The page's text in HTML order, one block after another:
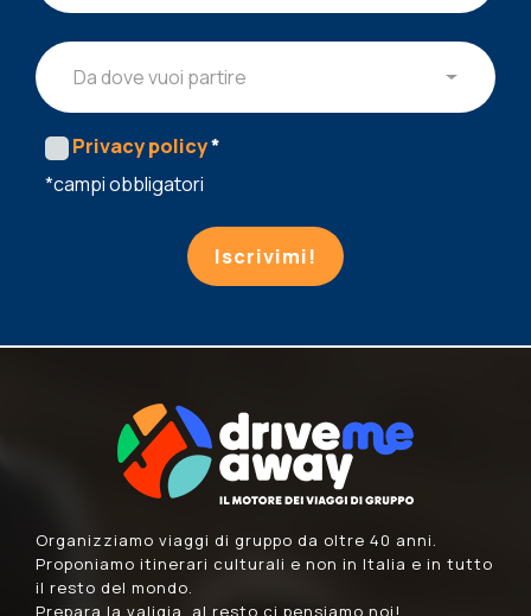
Da dove vuoi partire
Privacy policy*
*campi obbligatori
Iscrivimi!
Organizziamo viaggi di gruppo da oltre 40 anni.
Proponiamo itinerari culturali e non in Italia e in tutto
il resto del mondo.